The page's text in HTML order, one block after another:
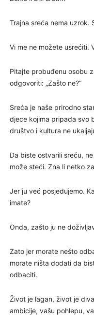
Trajna sreća nema uzrok.
Vi me ne možete usrećiti.
Pitajte probuđenu osobu
odgovoriti: „Zašto ne?“
Sreća je naše prirodno
djece kojima pripada svo
društvo i kultura ne
Da biste ostvarili sreću,
može steći. Zna li netko
Jer ju već posjedujemo.
imate?
Onda, zašto ju ne
Zato jer morate nešto
morate ništa dodati da
odbaciti.
Život je lagan, život je
ambicije, vašu pohlepu,